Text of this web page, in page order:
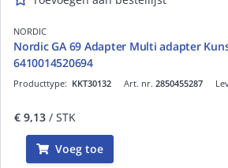
NORDIC
Nordic GA 69 Adapter Multi adapter
6410014520694
Art. nr. 2850455287
Producttype: KKT30132
€ 9,13 / STK
Voeg toe